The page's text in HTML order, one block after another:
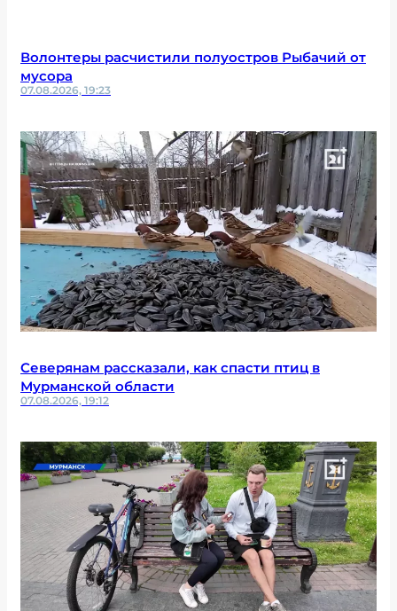
Волонтеры расчистили полуостров Рыбачий от
мусора
07.08.2026, 19:23
Северянам рассказали, как спасти птиц в
Мурманской области
07.08.2026, 19:12